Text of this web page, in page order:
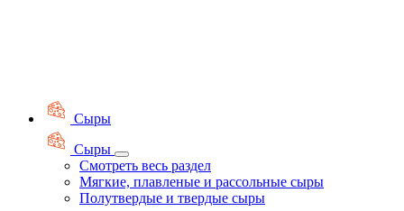
Сыры
Сыры
Смотреть весь раздел
Мягкие, плавленые и рассольные сыры
Полутвердые и твердые сыры